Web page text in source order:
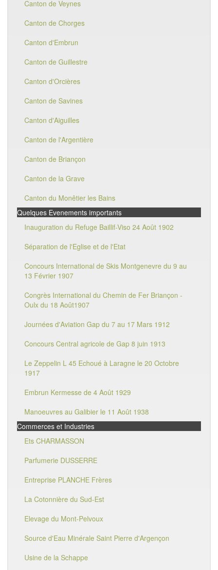
Canton de Veynes
Canton de Chorges
Canton d'Embrun
Canton de Guillestre
Canton d'Orcières
Canton de Savines
Canton d'Aiguilles
Canton de l'Argentière
Canton de Briançon
Canton de la Grave
Canton du Monêtier les Bains
Quelques Evenements importants
Inauguration du Refuge Baillif-Viso 24 Août 1902
Séparation de l'Eglise et de l'Etat
Concours International de Skis Montgenevre du 9 au
13 Février 1907
Congrès International du Chemin de Fer Briançon -
Oulx du 18 Août1907
Journées d'Aviation Gap du 7 au 17 Mars 1912
Concours Central agricole de Gap 8 juin 1913
Le Zeppelin L 45 Echoué à Laragne le 20 Octobre
1917
Embrun Kermesse de 4 Août 1929
Manoeuvres au Galibier le 11 Août 1938
Commerces et Industries
Ets CHARMASSON
Parfumerie DUSSERRE
Entreprise PLANCHE Frères
La Cotonnière du Sud-Est
Elevage du Mont-Pelvoux
Source d'Eau Minérale Saint Pierre d'Argençon
Usine de la Schappe